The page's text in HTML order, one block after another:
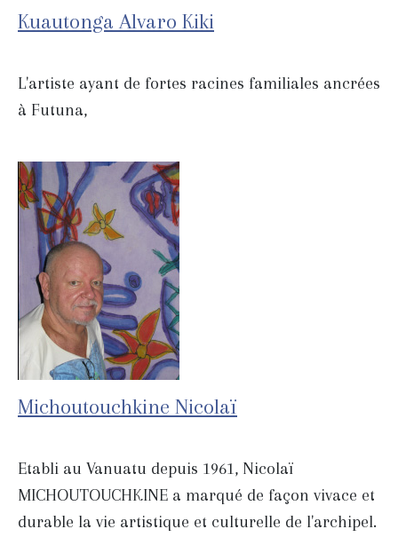
Kuautonga Alvaro Kiki
L'artiste ayant de fortes racines familiales ancrées
à Futuna,
Michoutouchkine Nicolaï
Etabli au Vanuatu depuis 1961, Nicolaï
MICHOUTOUCHKINE a marqué de façon vivace et
durable la vie artistique et culturelle de l'archipel.